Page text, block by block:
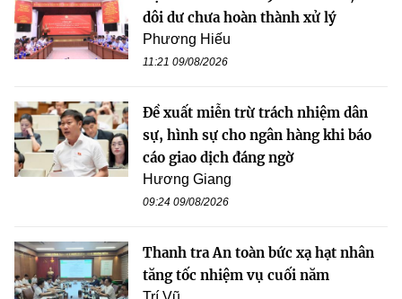
dôi dư chưa hoàn thành xử lý
Phương Hiếu
11:21 09/08/2026
Đề xuất miễn trừ trách nhiệm dân
sự, hình sự cho ngân hàng khi báo
cáo giao dịch đáng ngờ
Hương Giang
09:24 09/08/2026
Thanh tra An toàn bức xạ hạt nhân
tăng tốc nhiệm vụ cuối năm